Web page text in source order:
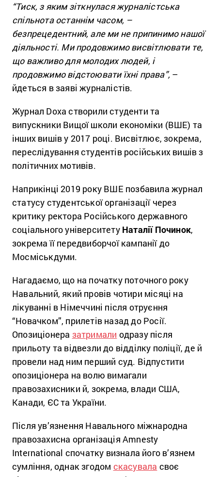
“Тиск, з яким зіткнулася журналістська
спільнота останнім часом, –
безпрецедентний, але ми не припинимо нашої
діяльності. Ми продовжимо висвітлювати те,
що важливо для молодих людей, і
продовжимо відстоювати їхні права”, –
йдеться в заяві журналістів.
Журнал Doxa створили студенти та
випускники Вищої школи економіки (ВШЕ) та
інших вишів у 2017 році. Висвітлює, зокрема,
переслідування студентів російських вишів з
політичних мотивів.
Наприкінці 2019 року ВШЕ позбавила журнал
статусу студентської організації через
критику ректора Російського державного
соціального університету Наталії Починок,
зокрема її передвиборчої кампанії до
Мосміськдуми.
Нагадаємо, що на початку поточного року
Навальний, який провів чотири місяці на
лікуванні в Німеччині після отруєння
“Новачком”, прилетів назад до Росії.
Опозиціонера затримали одразу після
прильоту та відвезли до відділку поліції, де й
провели над ним перший суд. Відпустити
опозиціонера на волю вимагали
правозахисники й, зокрема, влади США,
Канади, ЄС та України.
Після ув’язнення Навального міжнародна
правозахисна організація Amnesty
International спочатку визнала його в’язнем
сумління, однак згодом скасувала своє